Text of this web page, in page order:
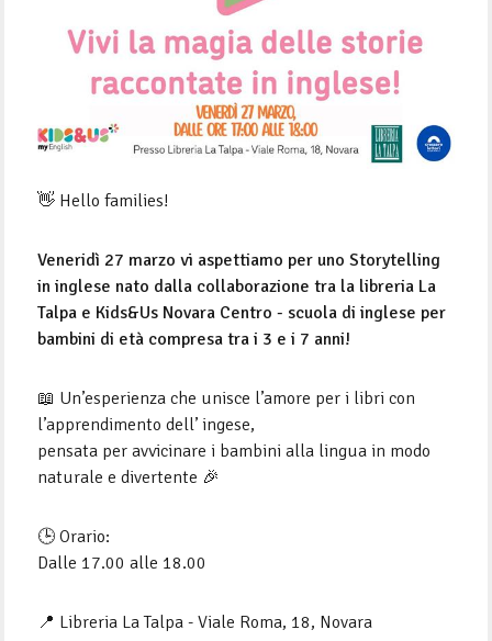
👋 Hello families!
Veneridì 27 marzo vi aspettiamo per uno Storytelling
in inglese nato dalla collaborazione tra la libreria La
Talpa e Kids&Us Novara Centro - scuola di inglese per
bambini di età compresa tra i 3 e i 7 anni!
📖 Un’esperienza che unisce l’amore per i libri con
l’apprendimento dell’ ingese,
pensata per avvicinare i bambini alla lingua in modo
naturale e divertente 🎉
🕒 Orario:
Dalle 17.00 alle 18.00
📍 Libreria La Talpa - Viale Roma, 18, Novara